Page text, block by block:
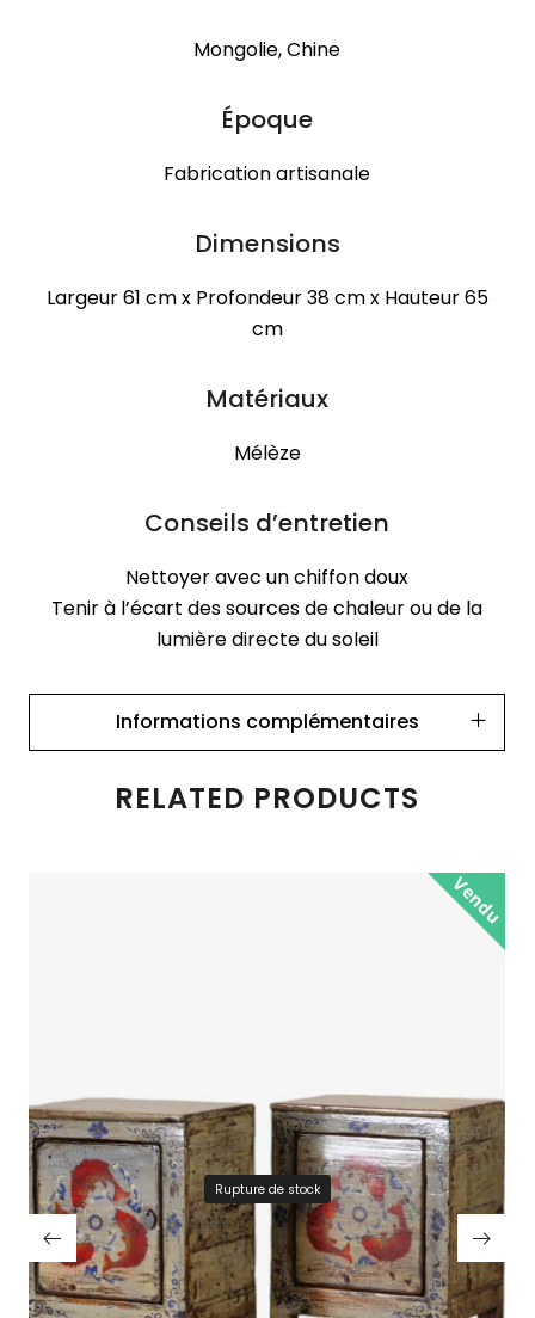
Mongolie, Chine
Époque
Fabrication artisanale
Dimensions
Largeur 61 cm x Profondeur 38 cm x Hauteur 65
cm
Matériaux
Mélèze
Conseils d’entretien
Nettoyer avec un chiffon doux
Tenir à l’écart des sources de chaleur ou de la
lumière directe du soleil
Informations complémentaires
RELATED PRODUCTS
Vendu
Rupture de stock